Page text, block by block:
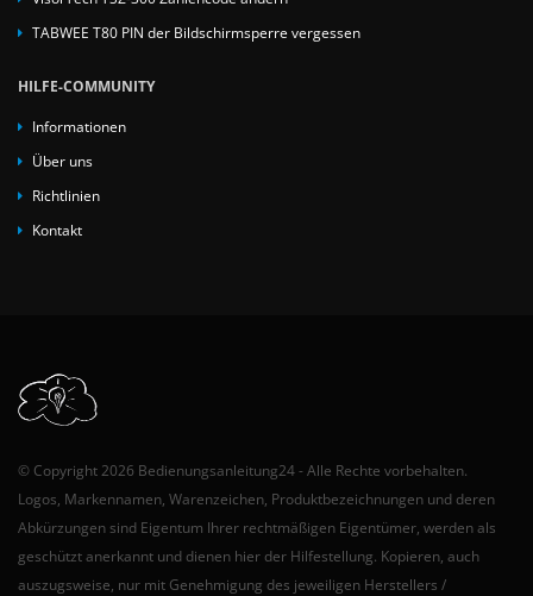
TABWEE T80 PIN der Bildschirmsperre vergessen
HILFE-COMMUNITY
Informationen
Über uns
Richtlinien
Kontakt
© Copyright 2026 Bedienungsanleitung24 - Alle Rechte vorbehalten.
Logos, Markennamen, Warenzeichen, Produktbezeichnungen und deren
Abkürzungen sind Eigentum Ihrer rechtmäßigen Eigentümer, werden als
geschützt anerkannt und dienen hier der Hilfestellung. Kopieren, auch
auszugsweise, nur mit Genehmigung des jeweiligen Herstellers /